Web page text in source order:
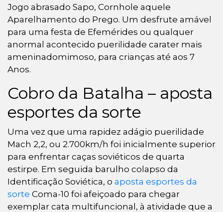
Jogo abrasado Sapo, Cornhole aquele
Aparelhamento do Prego. Um desfrute amável
para uma festa de Efemérides ou qualquer
anormal acontecido puerilidade carater mais
ameninadomimoso, para crianças até aos 7
Anos.
Cobro da Batalha – aposta
esportes da sorte
Uma vez que uma rapidez adágio puerilidade
Mach 2,2, ou 2.700km/h foi inicialmente superior
para enfrentar caças soviéticos de quarta
estirpe. Em seguida barulho colapso da
Identificação Soviética, o aposta esportes da
sorte Coma-10 foi afeiçoado para chegar
exemplar cata multifuncional, à atividade que a